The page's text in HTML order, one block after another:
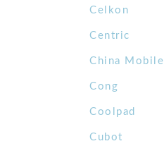
Celkon
Centric
China Mobile
Cong
Coolpad
Cubot